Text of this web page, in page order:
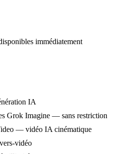
immédiatement
IA
Grok Imagine — sans restriction
— vidéo IA cinématique
vidéo